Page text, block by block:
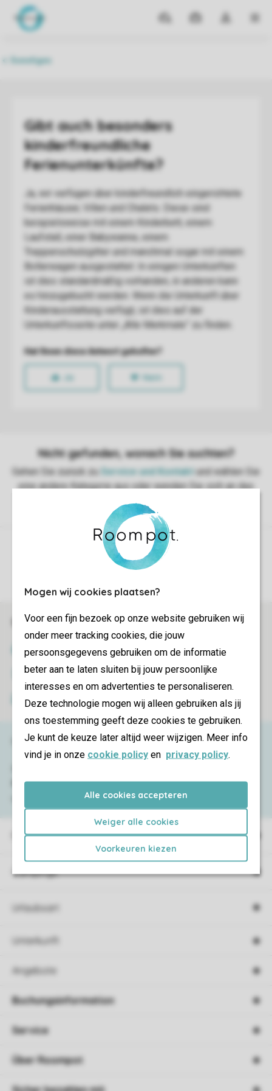
Mogen wij cookies plaatsen?
Voor een fijn bezoek op onze website gebruiken wij
onder meer tracking cookies, die jouw
persoonsgegevens gebruiken om de informatie
beter aan te laten sluiten bij jouw persoonlijke
interesses en om advertenties te personaliseren.
Deze technologie mogen wij alleen gebruiken als jij
ons toestemming geeft deze cookies te gebruiken.
Je kunt de keuze later altijd weer wijzigen. Meer info
vind je in onze cookie policy en privacy policy.
Alle cookies accepteren
Weiger alle cookies
Voorkeuren kiezen
Reiseziele
Meine
Dropdown-
Sicherstellung Deiner Privatsphäre
Weitere Informationen und Einstellungen
Sicher und schnell zur Online-Buchung
SSL-Verschlüsselung
Sichere Datenübertragung
Sicheres Bezahlen
Ferienparks
Campings
Urlaubsart
Unterkunft
Angebote
Haben Sie Fragen?
Fragenan oder kontaktieren Sie
Contact Center.
Buchungsinformation
Service
Über Roompot